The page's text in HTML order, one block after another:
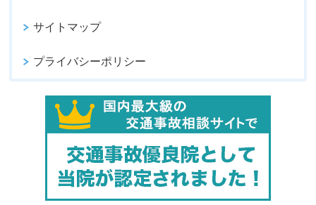
サイトマップ
プライバシーポリシー